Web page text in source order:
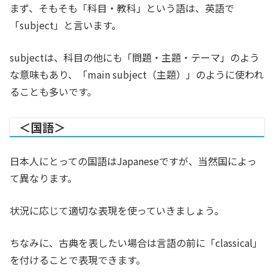
まず、そもそも「科目・教科」という語は、英語で
「subject」と言います。
subjectは、科目の他にも「問題・主題・テーマ」のよう
な意味もあり、「main subject（主題）」のように使われ
ることも多いです。
＜国語＞
日本人にとっての国語はJapaneseですが、当然国によっ
て異なります。
状況に応じて適切な表現を使っていきましょう。
ちなみに、古典を表したい場合は言語の前に「classical」
を付けることで表現できます。